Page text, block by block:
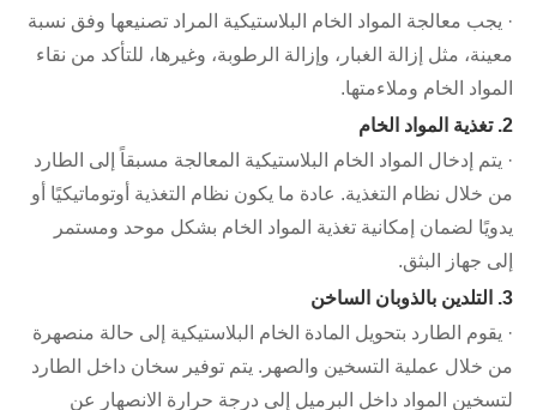
· يجب معالجة المواد الخام البلاستيكية المراد تصنيعها وفق نسبة
معينة، مثل إزالة الغبار، وإزالة الرطوبة، وغيرها، للتأكد من نقاء
المواد الخام وملاءمتها.
2. تغذية المواد الخام
· يتم إدخال المواد الخام البلاستيكية المعالجة مسبقاً إلى الطارد
من خلال نظام التغذية. عادة ما يكون نظام التغذية أوتوماتيكيًا أو
يدويًا لضمان إمكانية تغذية المواد الخام بشكل موحد ومستمر
إلى جهاز البثق.
3. التلدين بالذوبان الساخن
· يقوم الطارد بتحويل المادة الخام البلاستيكية إلى حالة منصهرة
من خلال عملية التسخين والصهر. يتم توفير سخان داخل الطارد
لتسخين المواد داخل البرميل إلى درجة حرارة الانصهار عن